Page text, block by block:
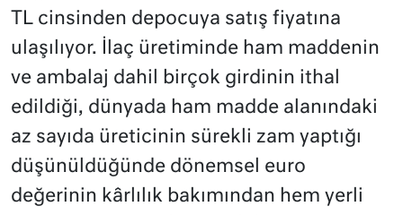
TL cinsinden depocuya satış fiyatına
ulaşılıyor. İlaç üretiminde ham maddenin
ve ambalaj dahil birçok girdinin ithal
edildiği, dünyada ham madde alanındaki
az sayıda üreticinin sürekli zam yaptığı
düşünüldüğünde dönemsel euro
değerinin kârlılık bakımından hem yerli